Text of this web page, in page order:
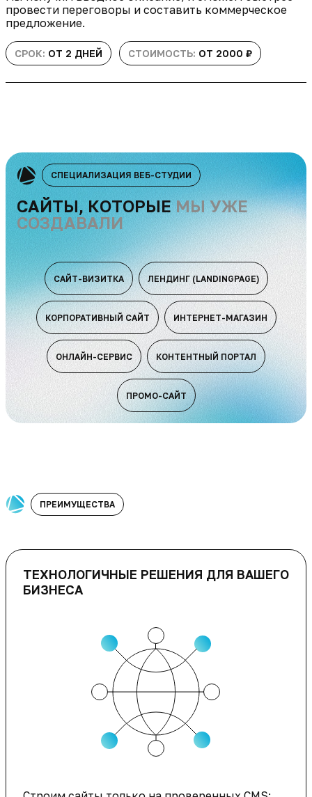
провести переговоры и составить коммерческое
предложение.
СРОК: ОТ 2 ДНЕЙ СТОИМОСТЬ: ОТ 2000 ₽
СПЕЦИАЛИЗАЦИЯ ВЕБ-СТУДИИ
САЙТЫ, КОТОРЫЕМЫ УЖЕ
СОЗДАВАЛИ
САЙТ-ВИЗИТКА ЛЕНДИНГ (LANDINGPAGE)
КОРПОРАТИВНЫЙ САЙТ ИНТЕРНЕТ-МАГАЗИН
ОНЛАЙН-СЕРВИС КОНТЕНТНЫЙ ПОРТАЛ
ПРОМО-САЙТ
ПРЕИМУЩЕСТВА
ТЕХНОЛОГИЧНЫЕ РЕШЕНИЯ ДЛЯ ВАШЕГО
БИЗНЕСА